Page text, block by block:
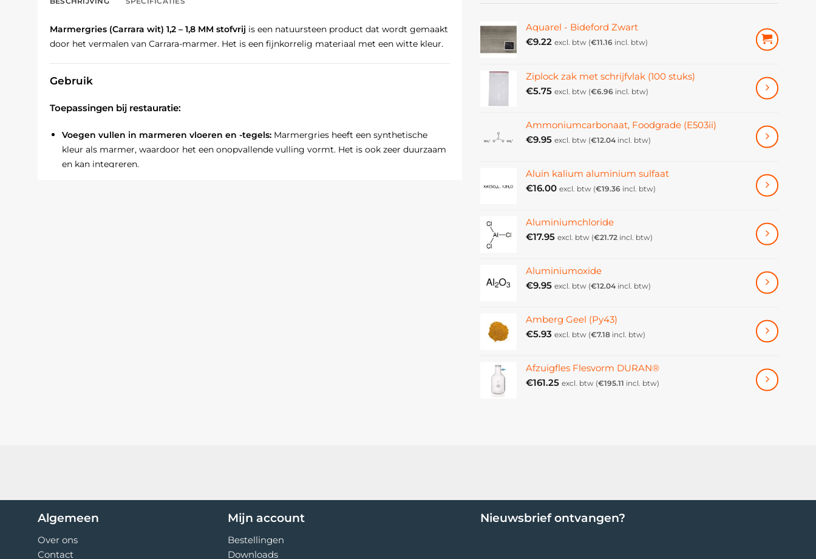
Marmergries (Carrara wit) 1,2 – 1,8 MM stofvrij is een natuursteen product dat wordt gemaakt
door het vermalen van Carrara-marmer. Het is een fijnkorrelig materiaal met een witte kleur.
Gebruik
Toepassingen bij restauratie:
Voegen vullen in marmeren vloeren en -tegels: Marmergries heeft een synthetische
kleur als marmer, waardoor het een onopvallende vulling vormt. Het is ook zeer duurzaam
en kan integreren.
Hardheid:hard
Duurzaamheid:
Chemische resistentie:
Aquarel - Bideford Zwart
€9.22 excl. btw (€11.16 incl. btw)
Ziplock zak met schrijfvlak (100 stuks)
€5.75 excl. btw (€6.96 incl. btw)
Ammoniumcarbonaat, Foodgrade (E503ii)
€9.95 excl. btw (€12.04 incl. btw)
Aluin kalium aluminium sulfaat
€16.00 excl. btw (€19.36 incl. btw)
Aluminiumchloride
€17.95 excl. btw (€21.72 incl. btw)
Aluminiumoxide
€9.95 excl. btw (€12.04 incl. btw)
Amberg Geel (Py43)
€5.93 excl. btw (€7.18 incl. btw)
Afzuigfles Flesvorm DURAN®
€161.25 excl. btw (€195.11 incl. btw)
Algemeen
Over ons
Contact
Mijn account
Bestellingen
Downloads
Nieuwsbrief ontvangen?